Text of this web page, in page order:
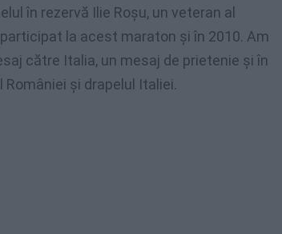
în rezervă Ilie Roșu, un veteran al
la acest maraton și în 2010. Am
către Italia, un mesaj de prietenie și în
și drapelul Italiei.